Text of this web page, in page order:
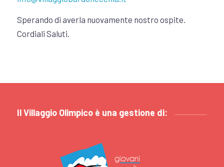
Sperando di averla nuovamente nostro ospite.
Cordiali Saluti.
Il Villaggio Olimpico è una gestione di: